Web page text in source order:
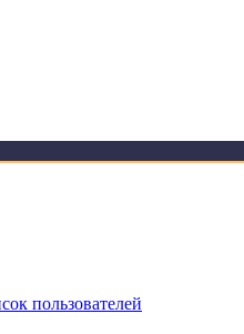
пользователей